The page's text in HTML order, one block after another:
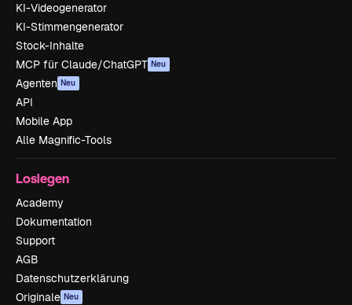
KI-Videogenerator
KI-Stimmengenerator
Stock-Inhalte
MCP für Claude/ChatGPT Neu
Agenten Neu
API
Mobile App
Alle Magnific-Tools
Loslegen
Academy
Dokumentation
Support
AGB
Datenschutzerklärung
Originale Neu